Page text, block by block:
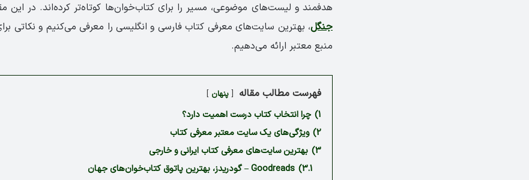
هدفمند و لیست‌های موضوعی، مسیر را برای کتاب‌خوان‌ها کوتاه‌تر کرده‌اند. در این
جنگل، بهترین سایت‌های معرفی کتاب فارسی و انگلیسی را معرفی می‌کنیم و نکاتی
منبع معتبر ارائه می‌دهیم.
فهرست مطالب مقاله پنهان
1) چرا انتخاب کتاب درست اهمیت دارد؟
2) ویژگی‌های یک سایت معتبر معرفی کتاب
3) بهترین سایت‌های معرفی کتاب ایرانی و خارجی
3.1) Goodreads – گودریدز، بهترین پاتوق کتاب‌خوان‌های جهان